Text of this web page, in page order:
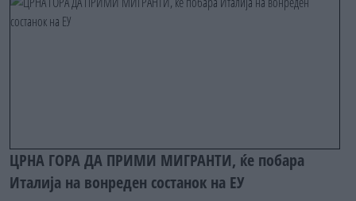
ЦРНА ГОРА ДА ПРИМИ МИГРАНТИ, ќе побара
Италија на вонреден состанок на ЕУ